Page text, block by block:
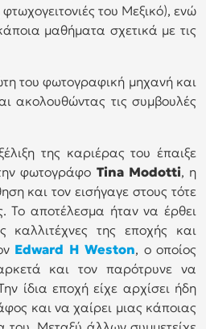
του Μεξικό), ενώ
μαθήματα σχετικά με τις
του φωτογραφική μηχανή και
ακολουθώντας τις συμβουλές
της καριέρας του έπαιξε
φωτογράφο Tina Modotti, η
και τον εισήγαγε στους τότε
Το αποτέλεσμα ήταν να έρθει
της εποχής και
Edward H Weston, ο οποίος
και τον παρότρυνε να
ίδια εποχή είχε αρχίσει ήδη
και να χαίρει μιας κάποιας